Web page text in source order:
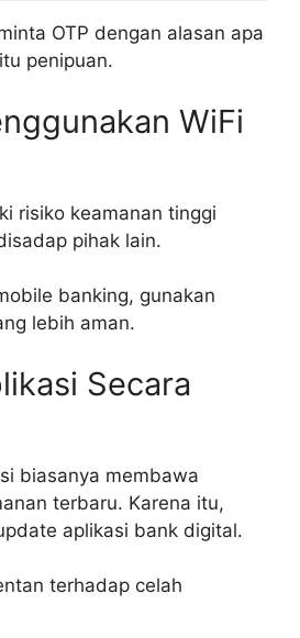
OTP dengan alasan apa
penipuan.
WiFi
risiko keamanan tinggi
pihak lain.
banking, gunakan
lebih aman.
Secara
biasanya membawa
terbaru. Karena itu,
aplikasi bank digital.
terhadap celah